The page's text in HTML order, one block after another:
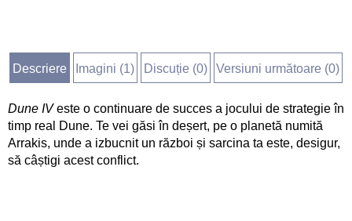
Descriere Imagini (1) Discuție (0) Versiuni următoare (0)
Dune IVeste o continuare de succes a jocului de strategie în
timp real Dune. Te vei găsi în deșert, pe o planetă numită
Arrakis, unde a izbucnit un război și sarcina ta este, desigur,
să câștigi acest conflict.